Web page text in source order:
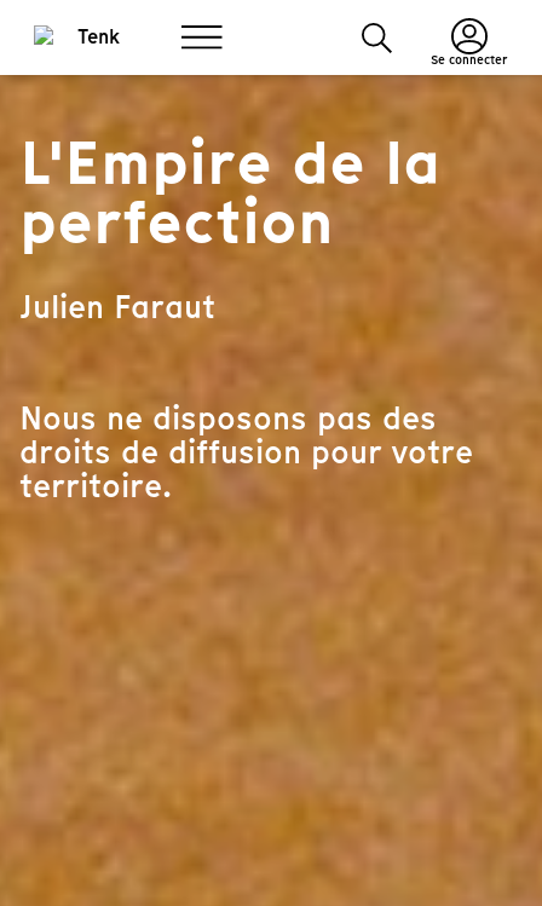
Se connecter
L'Empire de la
perfection
Julien Faraut
Nous ne disposons pas des
droits de diffusion pour votre
territoire.